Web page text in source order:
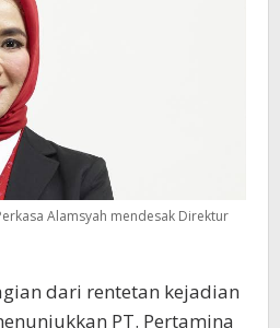
Alamsyah mendesak Direktur
dari rentetan kejadian
PT. Pertamina